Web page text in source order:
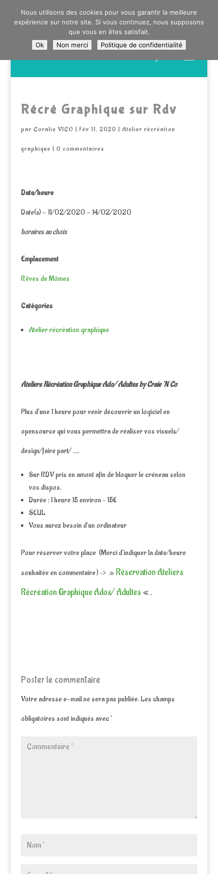
0603176412 - RDV CHEZ SO WATT À SAINT ANDRÉ OU
DANS LA MÉTROPOLE LILLOISE
CRAIENCO@GMAIL.COM
produits
Récré Graphique sur Rdv
par Coralie VICO | Fév 11, 2020 | Atelier récréation
graphique | 0 commentaires
Date/heure
Date(s) - 11/02/2020 - 14/02/2020
horaires au choix
Emplacement
Rêves de Mômes
Catégories
Atelier récréation graphique
Ateliers Récréation Graphique Ado/ Adultes by Craie ‘N Co
Plus d’une 1 heure pour venir découvrir un logiciel en
opensource qui vous permettra de réaliser vos visuels/
design/faire part/ ….
Sur RDV pris en amont afin de bloquer le créneau selon
vos dispos.
Durée : 1 heure 15 environ – 15€
SEUL
Vous aurez besoin d’un ordinateur
Pour réserver votre place (Merci d’indiquer la date/heure
souhaitée en commentaire ) –> »Réservation Ateliers
Récréation Graphique Ados/ Adultes « .
Poster le commentaire
Votre adresse e-mail ne sera pas publiée.Les champs
obligatoires sont indiqués avec*
Nous utilisons des cookies pour vous garantir la meilleure
expérience sur notre site. Si vous continuez, nous supposons
que vous en êtes satisfait.
Ok
Non merci Politique de confidentialité